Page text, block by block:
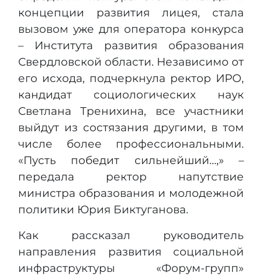
концепции развития лицея, стала
вызовом уже для оператора конкурса
– Института развития образования
Свердловской области. Независимо от
его исхода, подчеркнула ректор ИРО,
кандидат социологических наук
Светлана Тренихина, все участники
выйдут из состязания другими, в том
числе более профессиональными.
«Пусть победит сильнейший…,» –
передала ректор напутствие
министра образования и молодежной
политики Юрия Биктуганова.
Как рассказал руководитель
направления развития социальной
инфраструктуры «Форум-групп»